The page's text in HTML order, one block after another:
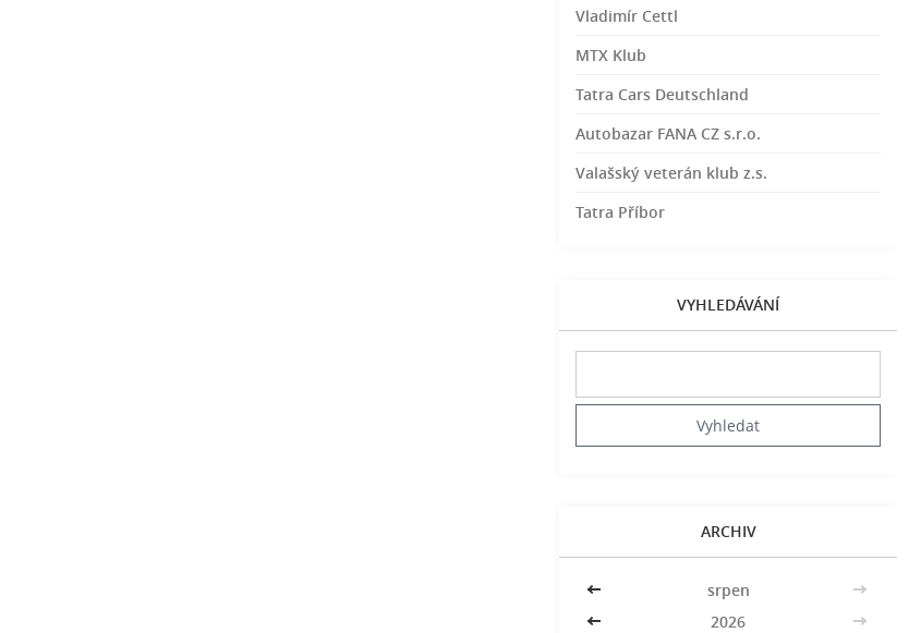
Vladimír Cettl
MTX Klub
Tatra Cars Deutschland
Autobazar FANA CZ s.r.o.
Valašský veterán klub z.s.
Tatra Příbor
VYHLEDÁVÁNÍ
ARCHIV
<< srpen
>>
<<
2026
>>